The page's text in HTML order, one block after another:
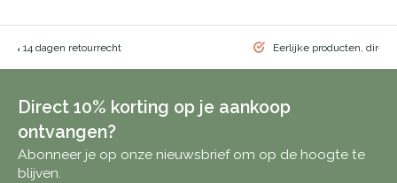
& 14 dagen retourrecht Eerlijke producten, direct
Direct 10% korting op je aankoop
ontvangen?
Abonneer je op onze nieuwsbrief om op de hoogte te
blijven.